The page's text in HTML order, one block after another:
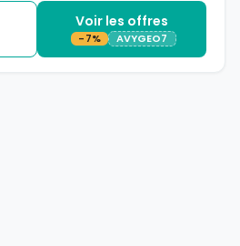
Voir les offres
-7% AVYGEO7